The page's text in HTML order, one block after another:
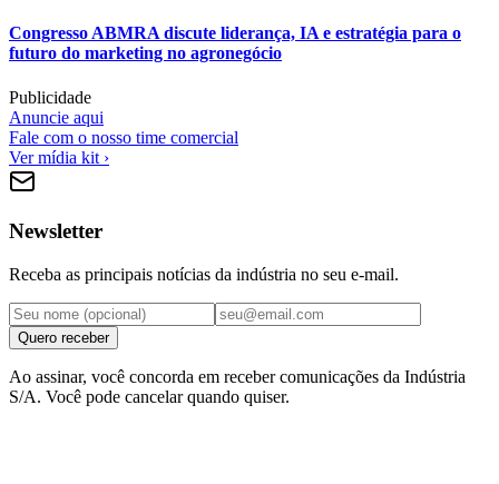
Congresso ABMRA discute liderança, IA e estratégia para o
futuro do marketing no agronegócio
Publicidade
Anuncie aqui
Fale com o nosso time comercial
Ver mídia kit ›
Newsletter
Receba as principais notícias da indústria no seu e-mail.
Quero receber
Ao assinar, você concorda em receber comunicações da Indústria
S/A. Você pode cancelar quando quiser.